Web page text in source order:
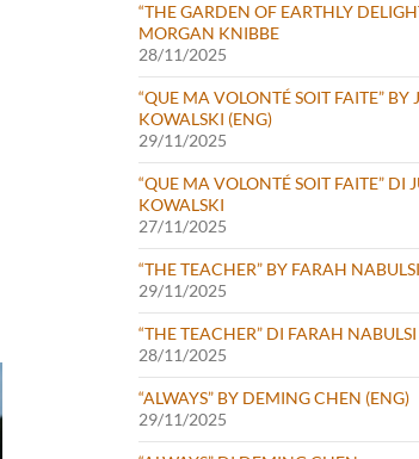
“THE GARDEN OF EARTHLY
MORGAN KNIBBE
28/11/2025
“QUE MA VOLONTÉ SOIT FAITE” BY
KOWALSKI (ENG)
29/11/2025
“QUE MA VOLONTÉ SOIT FAITE” DI
KOWALSKI
27/11/2025
“THE TEACHER” BY FARAH
29/11/2025
“THE TEACHER” DI FARAH NABULSI
28/11/2025
“ALWAYS” BY DEMING CHEN (ENG)
29/11/2025